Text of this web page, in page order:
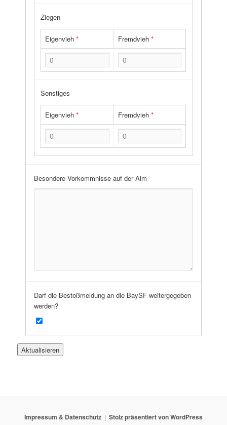
Ziegen
Eigenvieh* Fremdvieh*
Sonstiges
Eigenvieh* Fremdvieh*
Besondere Vorkommnisse auf der Alm
Darf die Bestoßmeldung an die BaySF weitergegeben
werden?
Impressum & Datenschutz Stolz präsentiert von WordPress